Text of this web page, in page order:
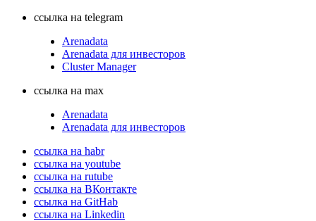
ссылка на telegram
Arenadata
Arenadata для инвесторов
Cluster Manager
ссылка на max
Arenadata
Arenadata для инвесторов
ссылка на habr
ссылка на youtube
ссылка на rutube
ссылка на ВКонтакте
ссылка на GitHab
ссылка на Linkedin